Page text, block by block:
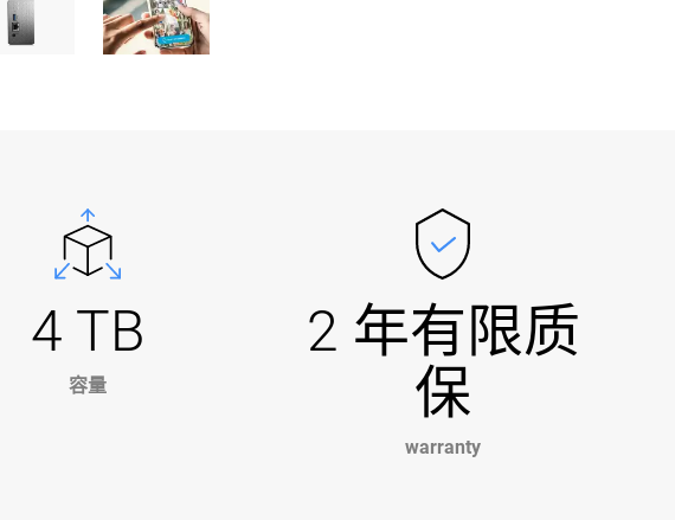
4 TB
容量
2 年有限质
保
warranty